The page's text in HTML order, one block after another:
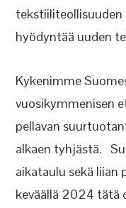
tekstiiliteollisuuden
hyödyntää uuden
Kykenimme
vuosikymmenisen
pellavan
alkaen tyhjästä.
aikataulu sekä liian
keväällä 2024 tätä